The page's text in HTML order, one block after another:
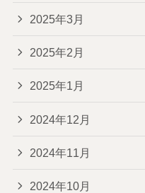
2025年3月
2025年2月
2025年1月
2024年12月
2024年11月
2024年10月